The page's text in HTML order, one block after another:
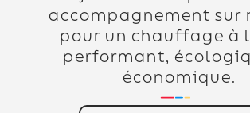
accompagnement sur
pour un chauffage à
performant,
économique.